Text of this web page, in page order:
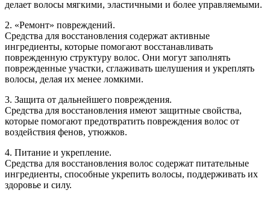
делает волосы мягкими, эластичными и более управляемыми.
2. «Ремонт» повреждений.
Средства для восстановления содержат активные
ингредиенты, которые помогают восстанавливать
поврежденную структуру волос. Они могут заполнять
поврежденные участки, сглаживать шелушения и укреплять
волосы, делая их менее ломкими.
3. Защита от дальнейшего повреждения.
Средства для восстановления имеют защитные свойства,
которые помогают предотвратить повреждения волос от
воздействия фенов, утюжков.
4. Питание и укрепление.
Средства для восстановления волос содержат питательные
ингредиенты, способные укрепить волосы, поддерживать их
здоровье и силу.